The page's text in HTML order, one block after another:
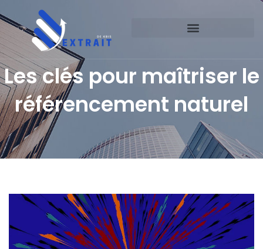
Les clés pour maîtriser le
référencement naturel